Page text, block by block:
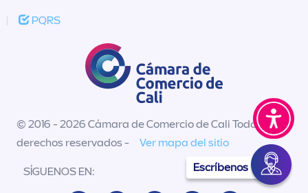
Escríbenos
| PQRS
© 2016 - 2026 Cámara de Comercio de Cali Todos los
derechos reservados -
Ver mapa del sitio
SÍGUENOS EN: